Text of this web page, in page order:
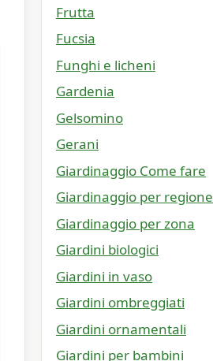
Frutta
Fucsia
Funghi e licheni
Gardenia
Gelsomino
Gerani
Giardinaggio Come fare
Giardinaggio per regione
Giardinaggio per zona
Giardini biologici
Giardini in vaso
Giardini ombreggiati
Giardini ornamentali
Giardini per bambini